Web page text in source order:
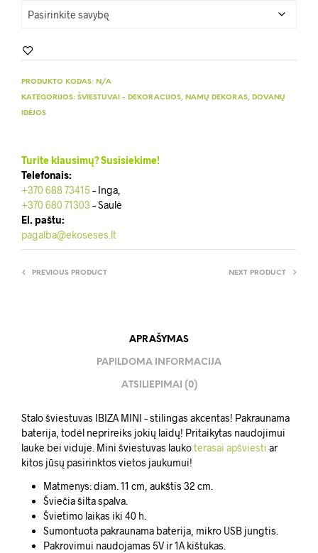
PRODUKTO KODAS: N/A
KATEGORIJOS: ŠVIESTUVAI - DEKORACIJOS, NAMŲ DEKORAS, DOVANŲ
IDĖJOS
Turite klausimų? Susisiekime!
Telefonais:
+370 688 73415– Inga,
+370 680 71303 – Saulė
El. paštu:
pagalba@ekoseses.lt
PREVIOUS PRODUCT NEXT PRODUCT
APRAŠYMAS
PAPILDOMA INFORMACIJA
ATSILIEPIMAI (0)
Stalo šviestuvas IBIZA MINI – stilingas akcentas! Pakraunama
baterija, todėl neprireiks jokių laidų! Pritaikytas naudojimui
lauke bei viduje. Mini šviestuvas laukoterasai apšviesti ar
kitos jūsų pasirinktos vietos jaukumui!
Matmenys: diam. 11 cm, aukštis 32 cm.
Šviečia šilta spalva.
Švietimo laikas iki 40 h.
Sumontuota pakraunama baterija, mikro USB jungtis.
Pakrovimui naudojamas 5V ir 1A kištukas.